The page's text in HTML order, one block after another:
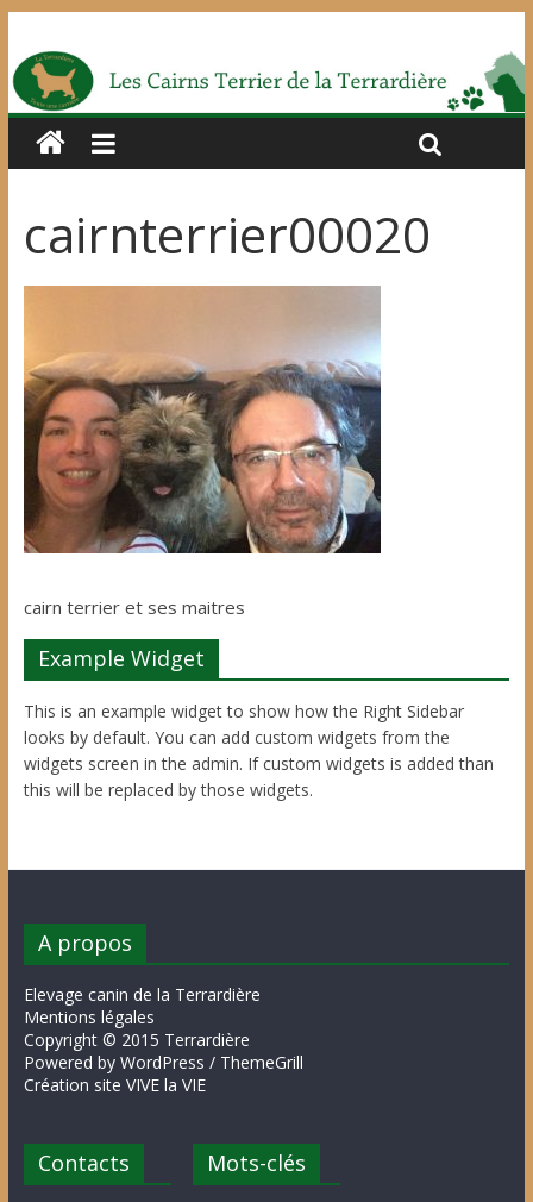
cairnterrier00020
cairn terrier et ses maitres
Example Widget
This is an example widget to show how the Right Sidebar
looks by default. You can add custom widgets from the
widgets screen in the admin. If custom widgets is added than
this will be replaced by those widgets.
A propos
Elevage canin de la Terrardière
Mentions légales
Copyright © 2015 Terrardière
Powered by WordPress / ThemeGrill
Création site VIVE la VIE
Contacts Mots-clés